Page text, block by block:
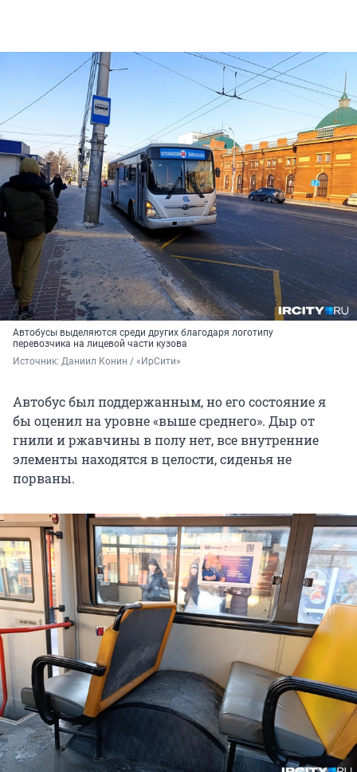
Автобусы выделяются среди других благодаря логотипу
перевозчика на лицевой части кузова
Источник: Даниил Конин / «ИрСити»
Автобус был поддержанным, но его состояние я
бы оценил на уровне «выше среднего». Дыр от
гнили и ржавчины в полу нет, все внутренние
элементы находятся в целости, сиденья не
порваны.